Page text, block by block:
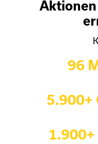
96
5.900+